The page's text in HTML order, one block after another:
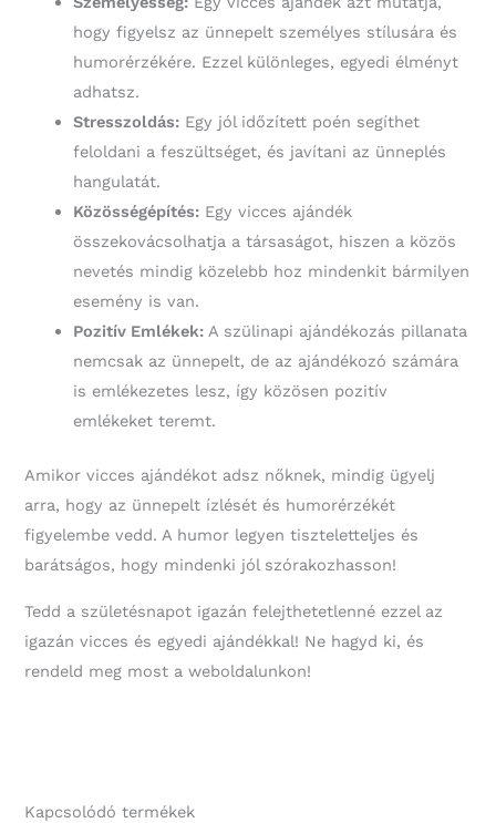
hogy figyelsz az ünnepelt személyes stílusára és
humorérzékére. Ezzel különleges, egyedi élményt
adhatsz.
Stresszoldás: Egy jól időzített poén segíthet
feloldani a feszültséget, és javítani az ünneplés
hangulatát.
Közösségépítés: Egy vicces ajándék
összekovácsolhatja a társaságot, hiszen a közös
nevetés mindig közelebb hoz mindenkit bármilyen
esemény is van.
Pozitív Emlékek: A szülinapi ajándékozás pillanata
nemcsak az ünnepelt, de az ajándékozó számára
is emlékezetes lesz, így közösen pozitív
emlékeket teremt.
Amikor vicces ajándékot adsz nőknek, mindig ügyelj
arra, hogy az ünnepelt ízlését és humorérzékét
figyelembe vedd. A humor legyen tiszteletteljes és
barátságos, hogy mindenki jól szórakozhasson!
Tedd a születésnapot igazán felejthetetlenné ezzel az
igazán vicces és egyedi ajándékkal! Ne hagyd ki, és
rendeld meg most a weboldalunkon!
Kapcsolódó termékek